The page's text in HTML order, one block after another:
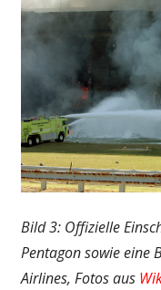
Bild 3: Offizielle
Pentagon sowie eine
Airlines, Fotos aus